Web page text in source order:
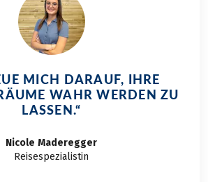
wir
auf
in
MICH DARAUF, IHRE
WAHR WERDEN ZU
LASSEN.“
Nicole Maderegger
Reisespezialistin